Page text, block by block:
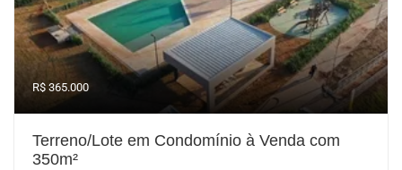
R$ 365.000
Terreno/Lote em Condomínio à Venda com
350m²